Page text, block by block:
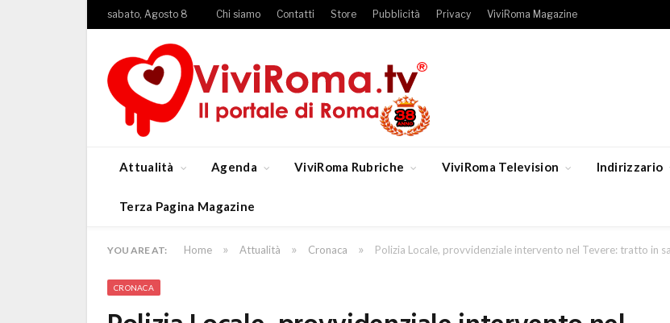
sabato, Agosto 8 Chi siamo Contatti Store Pubblicità Privacy ViviRoma Magazine
Attualità Agenda ViviRoma Rubriche ViviRoma Television Indirizzario
Terza Pagina Magazine
YOU ARE AT: Home » Attualità » Cronaca » Polizia Locale, provvidenziale intervento nel Tevere: tratto in
CRONACA